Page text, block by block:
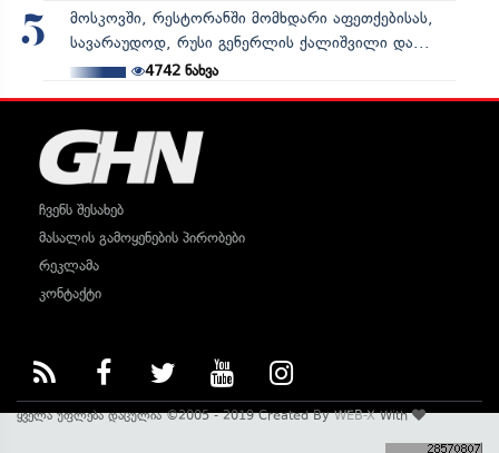
5
მოსკოვში, რესტორანში მომხდარი აფეთქებისას,
სავარაუდოდ, რუსი გენერლის ქალიშვილი და...
4742ნახვა
ჩვენს შესახებ
მასალის გამოყენების პირობები
რეკლამა
კონტაქტი
ყველა უფლება დაცულია ©2005 - 2019 Created ByWEB-XWith